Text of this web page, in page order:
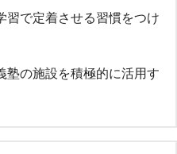
習で定着させる習慣をつけ
塾の施設を積極的に活用す